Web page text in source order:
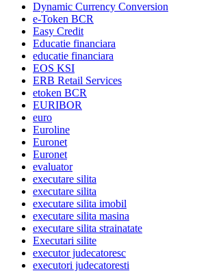
Dynamic Currency Conversion
e-Token BCR
Easy Credit
Educatie financiara
educatie financiara
EOS KSI
ERB Retail Services
etoken BCR
EURIBOR
euro
Euroline
Euronet
Euronet
evaluator
executare silita
executare silita
executare silita imobil
executare silita masina
executare silita strainatate
Executari silite
executor judecatoresc
executori judecatoresti